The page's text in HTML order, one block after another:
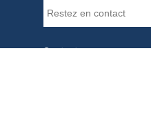
Contactez-nous